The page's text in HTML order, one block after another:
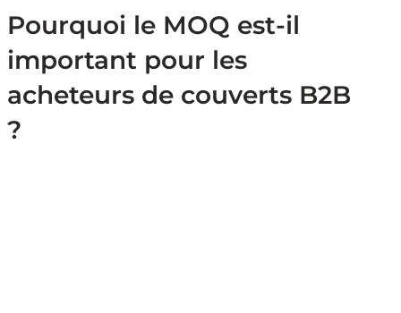
Pourquoi le MOQ est-il
important pour les
acheteurs de couverts B2B
?